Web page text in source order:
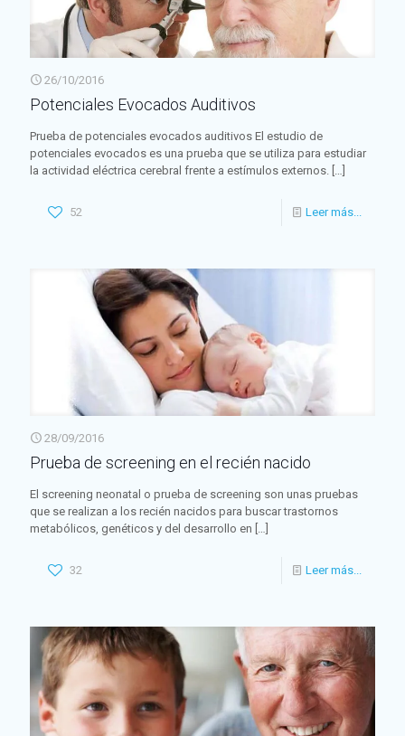
26/10/2016
Potenciales Evocados Auditivos
Prueba de potenciales evocados auditivos El estudio de
potenciales evocados es una prueba que se utiliza para estudiar
la actividad eléctrica cerebral frente a estímulos externos. […]
52 Leer más...
28/09/2016
Prueba de screening en el recién nacido
El screening neonatal o prueba de screening son unas pruebas
que se realizan a los recién nacidos para buscar trastornos
metabólicos, genéticos y del desarrollo en […]
32 Leer más...